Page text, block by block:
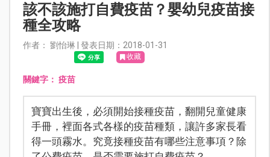
該不該施打自費疫苗？嬰幼兒疫苗接
種全攻略
作者： 劉怡琳 | 發表日期：2018-01-31
收藏
關鍵字： 疫苗
寶寶出生後，必須開始接種疫苗，翻開兒童健康
手冊，裡面各式各樣的疫苗種類，讓許多家長看
得一頭霧水。究竟接種疫苗有哪些注意事項？除